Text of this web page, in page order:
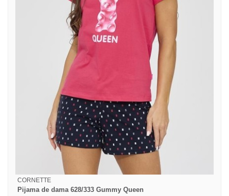
CORNETTE
Pijama de dama 628/333 Gummy Queen